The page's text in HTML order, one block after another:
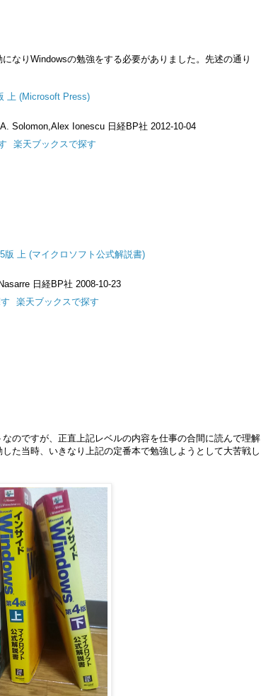
なりWindowsの勉強をする必要がありました。先述の通り
上 (Microsoft Press)
Solomon,Alex Ionescu 日経BP社 2012-10-04
楽天ブックスで探す
版 上 (マイクロソフト公式解説書)
日経BP社 2008-10-23
楽天ブックスで探す
のですが、正直上記レベルの内容を仕事の合間に読んで理解
た当時、いきなり上記の定番本で勉強しようとして大苦戦し